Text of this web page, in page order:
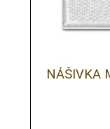
NÁŠIVKA